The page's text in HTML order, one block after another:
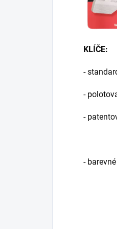
KLÍČE:
-
-
-
-